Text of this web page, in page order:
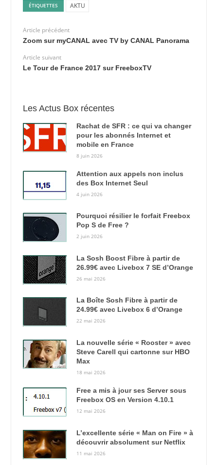
ÉTIQUETTES AKTU
Article précédent
Zoom sur myCANAL avec TV by CANAL Panorama
Article suivant
Le Tour de France 2017 sur FreeboxTV
Les Actus Box récentes
Rachat de SFR : ce qui va changer
pour les abonnés Internet et
mobile en France
8 juin 2026
Attention aux appels non inclus
des Box Internet Seul
4 juin 2026
Pourquoi résilier le forfait Freebox
Pop S de Free ?
2 juin 2026
La Sosh Boost Fibre à partir de
26.99€ avec Livebox 7 SE d’Orange
26 mai 2026
La Boîte Sosh Fibre à partir de
24.99€ avec Livebox 6 d’Orange
22 mai 2026
La nouvelle série « Rooster » avec
Steve Carell qui cartonne sur HBO
Max
18 mai 2026
Free a mis à jour ses Server sous
Freebox OS en Version 4.10.1
12 mai 2026
L’excellente série « Man on Fire » à
découvrir absolument sur Netflix
11 mai 2026